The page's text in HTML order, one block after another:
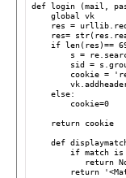
def login (mail,
    global vk
res =
res=
if len(res)==
s =
sid =
cookie =
    else:
        cookie=0
    return cookie
def
if match is
return
return